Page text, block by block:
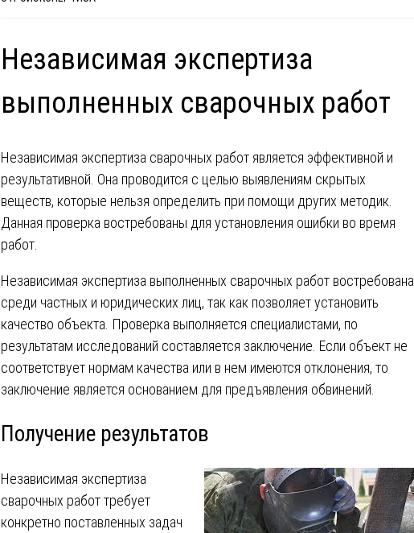
Независимая экспертиза
выполненных сварочных работ
Независимая экспертиза сварочных работ является эффективной и
результативной. Она проводится с целью выявлениям скрытых
веществ, которые нельзя определить при помощи других методик.
Данная проверка востребованы для установления ошибки во время
работ.
Независимая экспертиза выполненных сварочных работ востребована
среди частных и юридических лиц, так как позволяет установить
качество объекта. Проверка выполняется специалистами, по
результатам исследований составляется заключение. Если объект не
соответствует нормам качества или в нем имеются отклонения, то
заключение является основанием для предъявления обвинений.
Получение результатов
Независимая экспертиза
сварочных работ требует
конкретно поставленных задач